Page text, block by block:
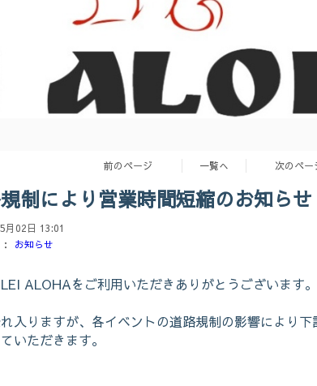
前のページ 一覧へ 次のペー
制により営業時間短縮のお知らせ
月02日 13:01
お知らせ
ALOHAをご利用いただきありがとうございます。
入りますが、各イベントの道路規制の影響により
いただきます。